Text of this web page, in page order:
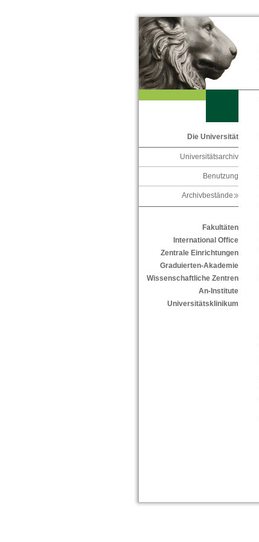
Die Universität
Universitätsarchiv
Benutzung
Archivbestände
Fakultäten
International Office
Zentrale Einrichtungen
Graduierten-Akademie
Wissenschaftliche Zentren
An-Institute
Universitätsklinikum